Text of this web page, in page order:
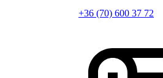
+36 (70) 600 37 72